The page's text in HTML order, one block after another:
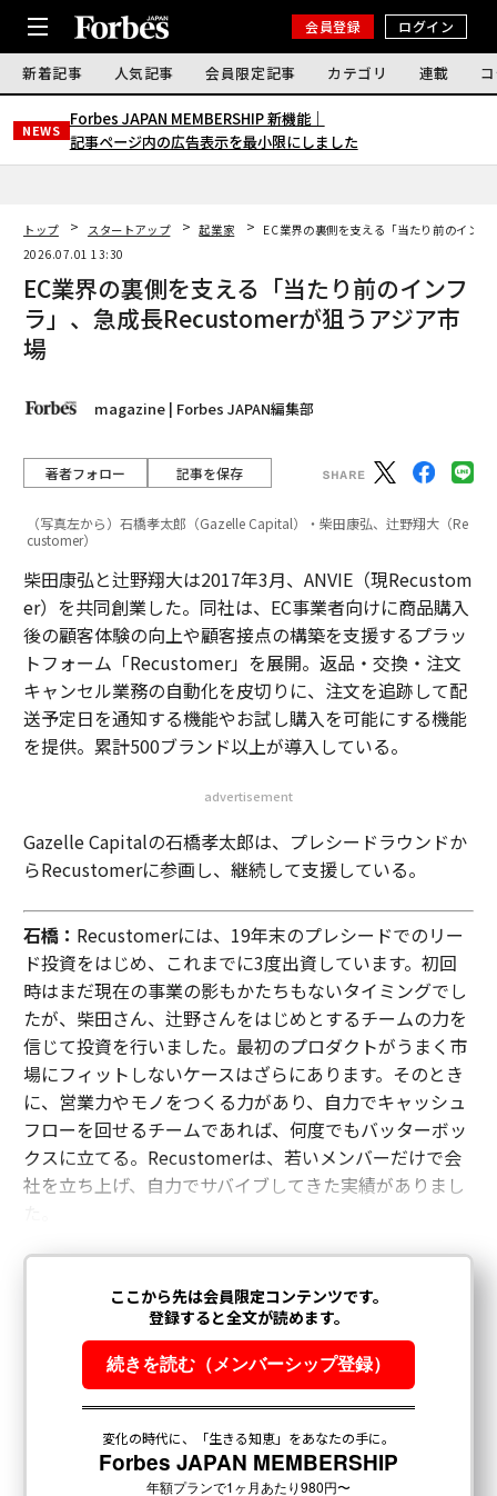
会員登録 ログイン
新着記事 人気記事 会員限定記事 カテゴリ 連載
NEWS
Forbes JAPAN MEMBERSHIP 新機能｜
記事ページ内の広告表示を最小限にしました
トップ スタートアップ 起業家
EC業界の裏側を支える「当たり前のイン
2026.07.01 13:30
EC業界の裏側を支える「当たり前のインフ
ラ」、急成長Recustomerが狙うアジア市
場
magazine | Forbes JAPAN編集部
著者フォロー 記事を保存
（写真左から）石橋孝太郎（Gazelle Capital）・柴田康弘、辻野翔大（Re
customer）
柴田康弘と辻野翔大は2017年3月、ANVIE（現Recustom
er）を共同創業した。同社は、EC事業者向けに商品購入
後の顧客体験の向上や顧客接点の構築を支援するプラッ
トフォーム「Recustomer」を展開。返品・交換・注文
キャンセル業務の自動化を皮切りに、注文を追跡して配
送予定日を通知する機能やお試し購入を可能にする機能
を提供。累計500ブランド以上が導入している。
advertisement
Gazelle Capitalの石橋孝太郎は、プレシードラウンドか
らRecustomerに参画し、継続して支援している。
石橋： Recustomerには、19年末のプレシードでのリー
ド投資をはじめ、これまでに3度出資しています。初回
時はまだ現在の事業の影もかたちもないタイミングでし
たが、柴田さん、辻野さんをはじめとするチームの力を
信じて投資を行いました。最初のプロダクトがうまく市
場にフィットしないケースはざらにあります。そのとき
に、営業力やモノをつくる力があり、自力でキャッシュ
フローを回せるチームであれば、何度でもバッターボッ
クスに立てる。Recustomerは、若いメンバーだけで会
社を立ち上げ、自力でサバイブしてきた実績がありまし